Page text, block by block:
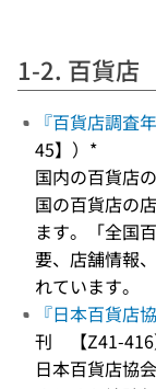
1-2. 百貨店
『百貨店調査
45】）*
国内の百貨店
国の百貨店の
ます。「全国
要、店舗情報
れています。
『日本百貨店
刊 【Z41-416
日本百貨店協